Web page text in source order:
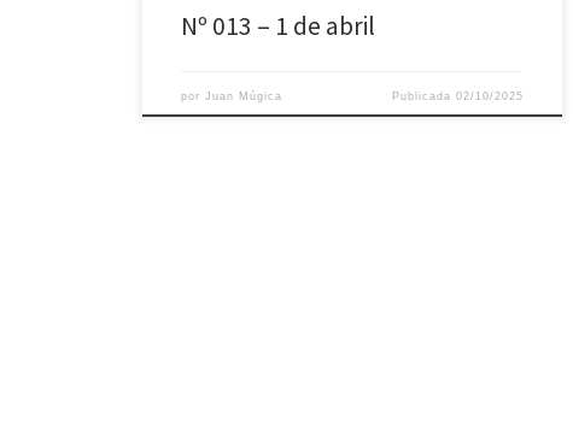
Nº 013 – 1 de abril
porJuan Múgica Publicada 02/10/2025